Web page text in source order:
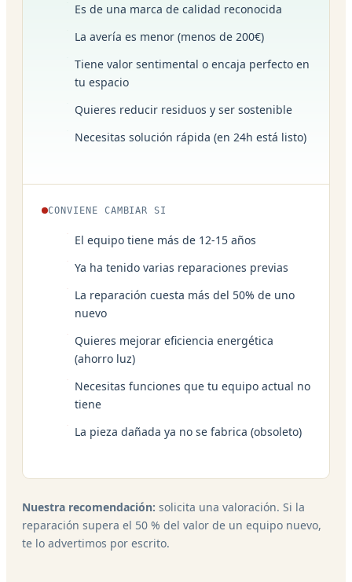
Es de una marca de calidad reconocida
La avería es menor (menos de 200€)
Tiene valor sentimental o encaja perfecto en
tu espacio
Quieres reducir residuos y ser sostenible
Necesitas solución rápida (en 24h está listo)
CONVIENE CAMBIAR SI
El equipo tiene más de 12-15 años
Ya ha tenido varias reparaciones previas
La reparación cuesta más del 50% de uno
nuevo
Quieres mejorar eficiencia energética
(ahorro luz)
Necesitas funciones que tu equipo actual no
tiene
La pieza dañada ya no se fabrica (obsoleto)
Nuestra recomendación: solicita una valoración. Si la
reparación supera el 50 % del valor de un equipo nuevo,
te lo advertimos por escrito.